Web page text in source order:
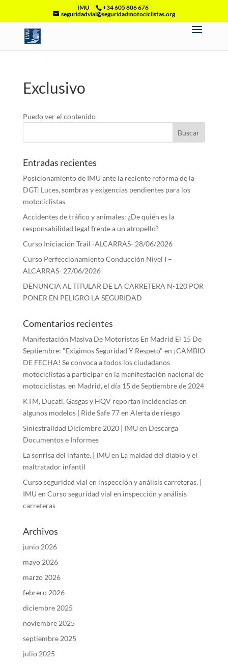
IMU
+34 605 806 676
seguridadvial@seguridadmotociclistas.org
Exclusivo
Puedo ver el contenido
Entradas recientes
Posicionamiento de IMU ante la reciente reforma de la
DGT: Luces, sombras y exigencias pendientes para los
motociclistas
Accidentes de tráfico y animales: ¿De quién es la
responsabilidad legal frente a un atropello?
Curso Iniciación Trail -ALCARRAS- 28/06/2026
Curso Perfeccionamiento Conducción Nivel I –
ALCARRAS- 27/06/2026
DENUNCIA AL TITULAR DE LA CARRETERA N-120 POR
PONER EN PELIGRO LA SEGURIDAD
Comentarios recientes
Manifestación Masiva De Motoristas En Madrid El 15 De
Septiembre: "Exigimos Seguridad Y Respeto" en ¡CAMBIO
DE FECHA! Se convoca a todos los ciudadanos
motociclistas a participar en la manifestación nacional de
motociclistas, en Madrid, el día 15 de Septiembre de 2024
KTM, Ducati, Gasgas y HQV reportan incidencias en
algunos modelos | Ride Safe 77en Alerta de riesgo
Siniestralidad Diciembre 2020 | IMU en Descarga
Documentos e Informes
La sonrisa del infante. | IMU en La maldad del diablo y el
maltratador infantil
Curso seguridad vial en inspección y análisis carreteras. |
IMU en Curso seguridad vial en inspección y análisis
carreteras
Archivos
junio 2026
mayo 2026
marzo 2026
febrero 2026
diciembre 2025
noviembre 2025
septiembre 2025
julio 2025